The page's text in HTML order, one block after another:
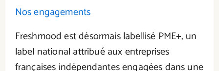
Nos engagements
Freshmood est désormais labellisé PME+, un
label national attribué aux entreprises
françaises indépendantes engagées dans une